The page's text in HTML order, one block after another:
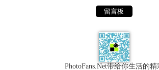
留言板
PhotoFans.Net带给你生活的精